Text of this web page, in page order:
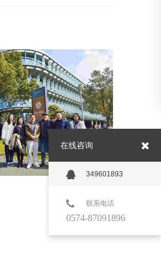
化产教融合 助力人才培育
01-03 15:08:40
下一篇：音源器2
在线咨询
349601893
联系电话
0574-87091896